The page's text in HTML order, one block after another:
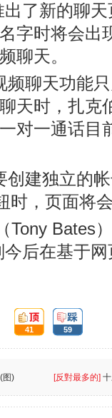
了新的聊
字时将会出
聊天。
频聊天功能
天时，扎克
对一通话目
创建独立的
时，页面将
Tony Bates
后在基于
頂:
41
踩:
59
图) [反對最多的]